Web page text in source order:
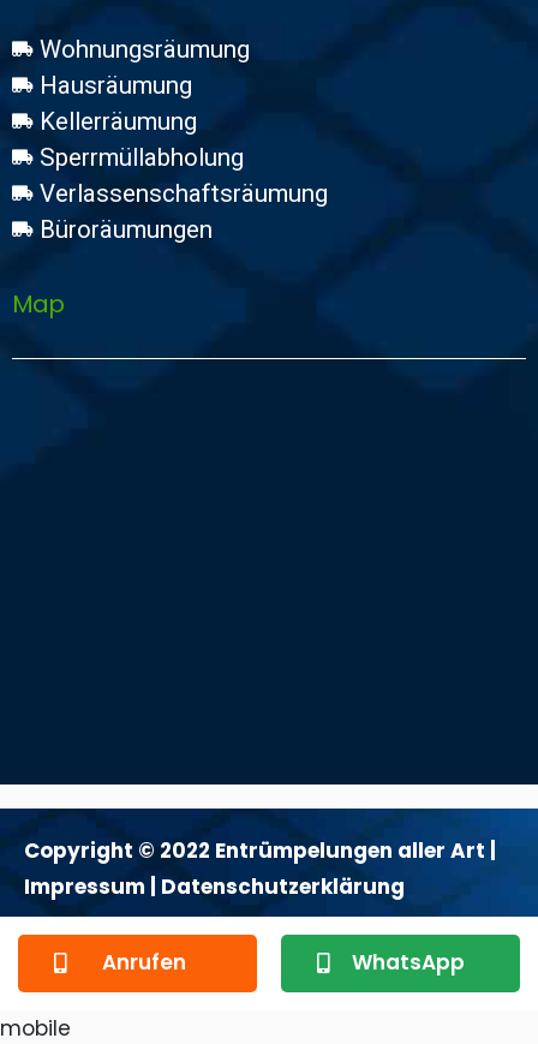
Wohnungsräumung
Hausräumung
Kellerräumung
Sperrmüllabholung
Verlassenschaftsräumung
Büroräumungen
Map
Copyright © 2022 Entrümpelungen aller Art |
Impressum | Datenschutzerklärung
Anrufen WhatsApp